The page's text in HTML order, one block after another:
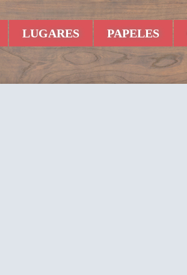
LUGARES PAPELES